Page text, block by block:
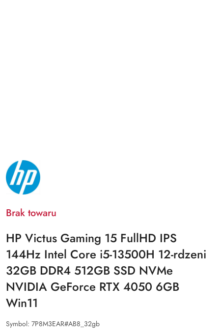
NAZWA
PRODUCENTA:
HP
Brak towaru
HP Victus Gaming 15 FullHD IPS
144Hz Intel Core i5-13500H 12-rdzeni
32GB DDR4 512GB SSD NVMe
NVIDIA GeForce RTX 4050 6GB
Win11
Symbol: 7P8M3EAR#AB8_32gb